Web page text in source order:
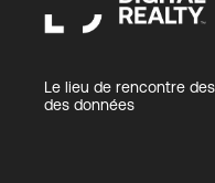
Le lieu de rencontre
des données